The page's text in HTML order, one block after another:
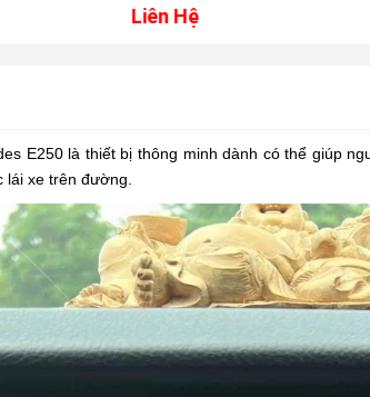
Liên Hệ
E250 là thiết bị thông minh dành có thể giúp
xe trên đường.